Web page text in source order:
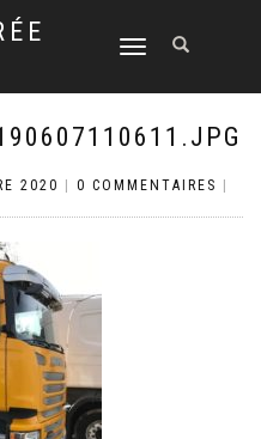
DÉPLIER
NAVIGATION
2020 0 COMMENTAIRES